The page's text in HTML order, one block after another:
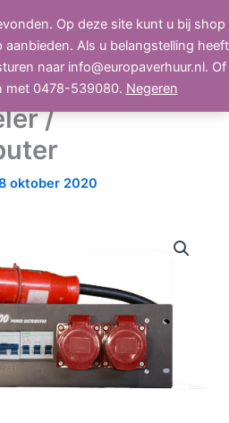
Op deze site kunt u bij shop
Als u belangstelling heeft
naar info@europaverhuur.nl. Of
met 0478-539080. Negeren
LICHT
/
oktober 2020